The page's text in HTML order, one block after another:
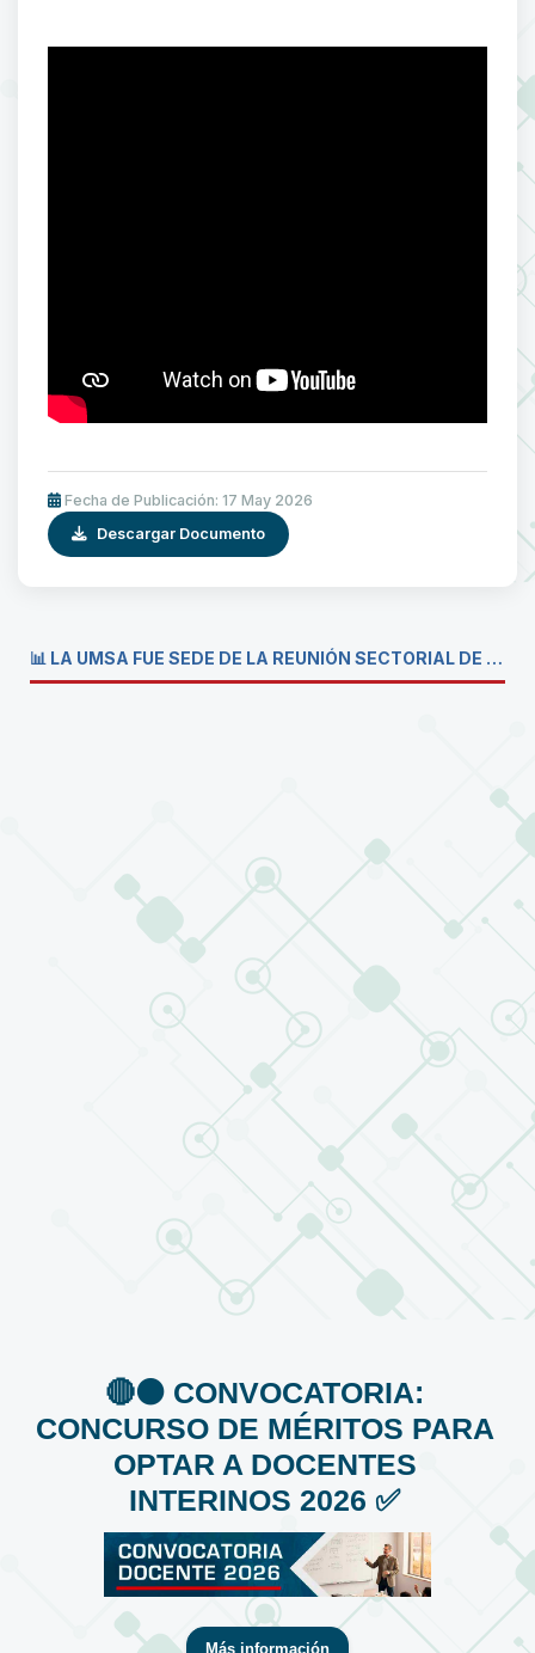
Fecha de Publicación: 17 May 2026
Descargar Documento
📊 LA UMSA FUE SEDE DE LA REUNIÓN SECTORIAL DE CARRERAS DE ECONOMÍA DEL SISTEMA DE LA UNIVERSIDAD BOLIVIANA💼
🔴⚫️ CONVOCATORIA:
CONCURSO DE MÉRITOS PARA
OPTAR A DOCENTES
INTERINOS 2026 ✅
Más información